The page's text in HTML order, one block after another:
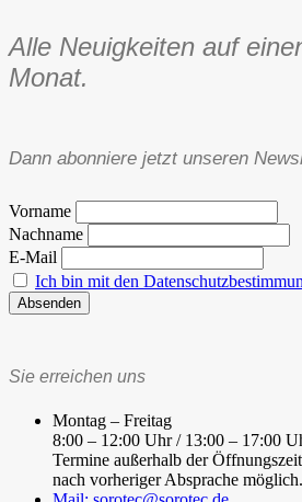
Alle Neuigkeiten auf
Monat.
Dann abonniere jetzt unseren
Vorname
Nachname
E-Mail
Ich bin mit den
Sie erreichen uns
Montag – Freitag
8:00 – 12:00 Uhr / 13:00 – 17:00
Termine außerhalb der
nach vorheriger Absprache möglich.